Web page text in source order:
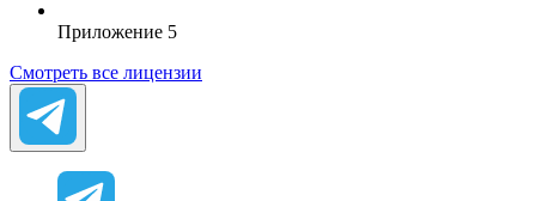
Приложение 5
Смотреть все лицензии